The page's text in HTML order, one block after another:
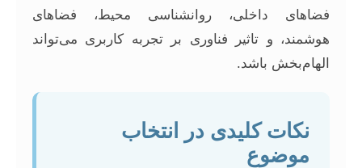
فضاهای داخلی، روانشناسی محیط، فضاهای
هوشمند، و تاثیر فناوری بر تجربه کاربری می‌تواند
الهام‌بخش باشد.
نکات کلیدی در انتخاب
موضوع